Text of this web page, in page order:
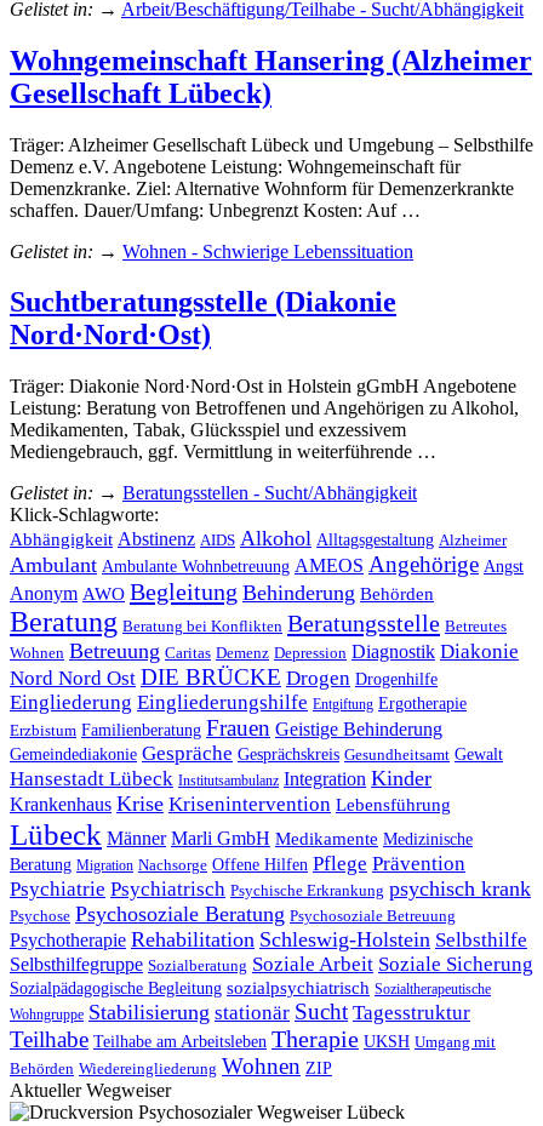
Gelistet in: → Arbeit/Beschäftigung/Teilhabe - Sucht/Abhängigkeit
Wohngemeinschaft Hansering (Alzheimer
Gesellschaft Lübeck)
Träger: Alzheimer Gesellschaft Lübeck und Umgebung – Selbsthilfe
Demenz e.V. Angebotene Leistung: Wohngemeinschaft für
Demenzkranke. Ziel: Alternative Wohnform für Demenzerkrankte
schaffen. Dauer/Umfang: Unbegrenzt Kosten: Auf …
Gelistet in: → Wohnen - Schwierige Lebenssituation
Suchtberatungsstelle (Diakonie
Nord·Nord·Ost)
Träger: Diakonie Nord·Nord·Ost in Holstein gGmbH Angebotene
Leistung: Beratung von Betroffenen und Angehörigen zu Alkohol,
Medikamenten, Tabak, Glücksspiel und exzessivem
Mediengebrauch, ggf. Vermittlung in weiterführende …
Gelistet in: → Beratungsstellen - Sucht/Abhängigkeit
Klick-Schlagworte:
Abhängigkeit Abstinenz AIDS Alkohol Alltagsgestaltung Alzheimer
Ambulant Ambulante Wohnbetreuung AMEOS Angehörige Angst
Anonym AWO Begleitung Behinderung Behörden
Beratung Beratung bei Konflikten Beratungsstelle Betreutes
Wohnen Betreuung Caritas Demenz Depression Diagnostik Diakonie
Nord Nord Ost DIE BRÜCKE Drogen Drogenhilfe
Eingliederung Eingliederungshilfe Entgiftung Ergotherapie
Erzbistum Familienberatung Frauen Geistige Behinderung
Gemeindediakonie Gespräche Gesprächskreis Gesundheitsamt Gewalt
Hansestadt Lübeck Institutsambulanz Integration Kinder
Krankenhaus Krise Krisenintervention Lebensführung
Lübeck Männer Marli GmbH Medikamente Medizinische
Beratung Migration Nachsorge Offene Hilfen Pflege Prävention
Psychiatrie Psychiatrisch Psychische Erkrankung psychisch krank
Psychose Psychosoziale Beratung Psychosoziale Betreuung
Psychotherapie Rehabilitation Schleswig-Holstein Selbsthilfe
Selbsthilfegruppe Sozialberatung Soziale Arbeit Soziale Sicherung
Sozialpädagogische Begleitung sozialpsychiatrisch Sozialtherapeutische
Wohngruppe Stabilisierung stationär Sucht Tagesstruktur
Teilhabe Teilhabe am Arbeitsleben Therapie UKSH Umgang mit
Behörden Wiedereingliederung Wohnen ZIP
Aktueller Wegweiser